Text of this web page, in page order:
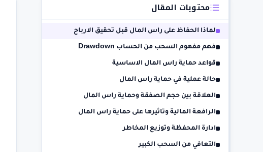
محتويات المقال
لماذا الحفاظ على راس المال قبل تحقيق الارباح
فهم مفهوم السحب من الحساب Drawdown
قواعد حماية راس المال الاساسية
حالة عملية في حماية راس المال
العلاقة بين حجم الصفقة وحماية راس المال
الرافعة المالية وتاثيرها على حماية راس المال
ادارة المحفظة وتوزيع المخاطر
التعافي من السحب الكبير